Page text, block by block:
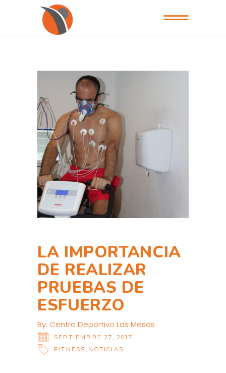
LA IMPORTANCIA
DE REALIZAR
PRUEBAS DE
ESFUERZO
By: Centro Deportivo Las Mesas
SEPTIEMBRE 27, 2017
FITNESS
NOTICIAS